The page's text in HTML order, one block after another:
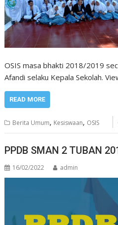
OSIS masa bhakti 2018/2019
Afandi selaku Kepala Sekolah.
READ MORE
Berita Umum, Kesiswaan, OSIS
PPDB SMAN 2 TUBAN
16/02/2022 admin